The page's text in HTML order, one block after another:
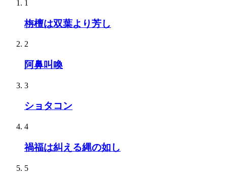
1
栴檀は双葉より芳し
2
阿鼻叫喚
3
ショタコン
4
禍福は糾える縄の如し
5